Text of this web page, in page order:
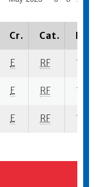
Cr. Cat.
E RF 11
E RF 14
E RF 10